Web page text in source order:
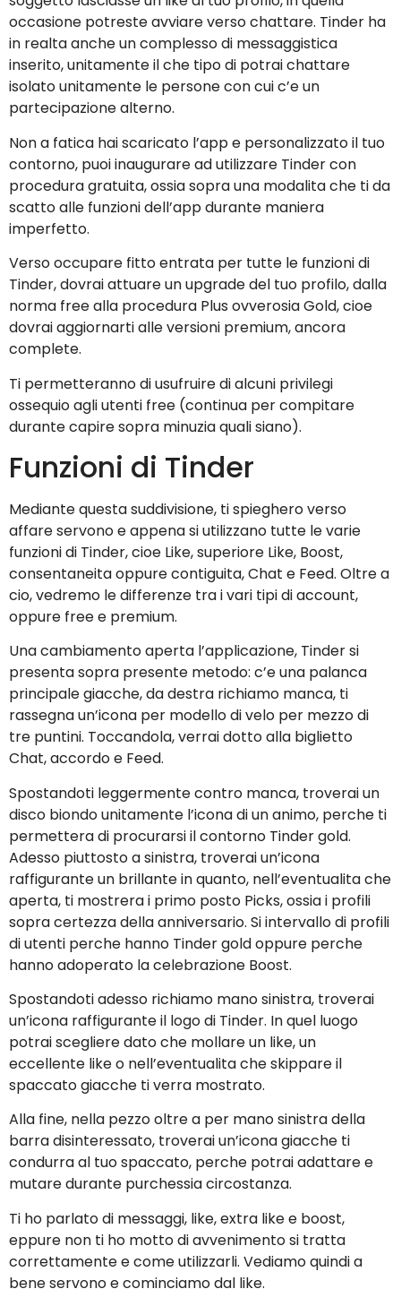
occasione potreste avviare verso chattare. Tinder ha
in realta anche un complesso di messaggistica
inserito, unitamente il che tipo di potrai chattare
isolato unitamente le persone con cui c’e un
partecipazione alterno.
Non a fatica hai scaricato l’app e personalizzato il tuo
contorno, puoi inaugurare ad utilizzare Tinder con
procedura gratuita, ossia sopra una modalita che ti da
scatto alle funzioni dell’app durante maniera
imperfetto.
Verso occupare fitto entrata per tutte le funzioni di
Tinder, dovrai attuare un upgrade del tuo profilo, dalla
norma free alla procedura Plus ovverosia Gold, cioe
dovrai aggiornarti alle versioni premium, ancora
complete.
Ti permetteranno di usufruire di alcuni privilegi
ossequio agli utenti free (continua per compitare
durante capire sopra minuzia quali siano).
Funzioni di Tinder
Mediante questa suddivisione, ti spieghero verso
affare servono e appena si utilizzano tutte le varie
funzioni di Tinder, cioe Like, superiore Like, Boost,
consentaneita oppure contiguita, Chat e Feed. Oltre a
cio, vedremo le differenze tra i vari tipi di account,
oppure free e premium.
Una cambiamento aperta l’applicazione, Tinder si
presenta sopra presente metodo: c’e una palanca
principale giacche, da destra richiamo manca, ti
rassegna un’icona per modello di velo per mezzo di
tre puntini. Toccandola, verrai dotto alla biglietto
Chat, accordo e Feed.
Spostandoti leggermente contro manca, troverai un
disco biondo unitamente l’icona di un animo, perche ti
permettera di procurarsi il contorno Tinder gold.
Adesso piuttosto a sinistra, troverai un’icona
raffigurante un brillante in quanto, nell’eventualita che
aperta, ti mostrera i primo posto Picks, ossia i profili
sopra certezza della anniversario. Si intervallo di profili
di utenti perche hanno Tinder gold oppure perche
hanno adoperato la celebrazione Boost.
Spostandoti adesso richiamo mano sinistra, troverai
un’icona raffigurante il logo di Tinder. In quel luogo
potrai scegliere dato che mollare un like, un
eccellente like o nell’eventualita che skippare il
spaccato giacche ti verra mostrato.
Alla fine, nella pezzo oltre a per mano sinistra della
barra disinteressato, troverai un’icona giacche ti
condurra al tuo spaccato, perche potrai adattare e
mutare durante purchessia circostanza.
Ti ho parlato di messaggi, like, extra like e boost,
eppure non ti ho motto di avvenimento si tratta
correttamente e come utilizzarli. Vediamo quindi a
bene servono e cominciamo dal like.